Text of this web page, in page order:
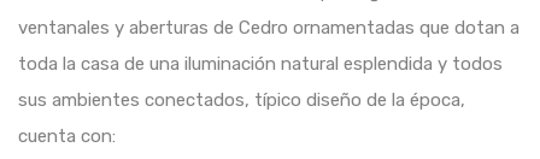
ventanales y aberturas de Cedro ornamentadas que dotan a
toda la casa de una iluminación natural esplendida y todos
sus ambientes conectados, típico diseño de la época,
cuenta con: